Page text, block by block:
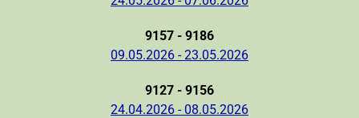
9157 - 9186
09.05.2026 - 23.05.2026
9127 - 9156
24.04.2026 - 08.05.2026